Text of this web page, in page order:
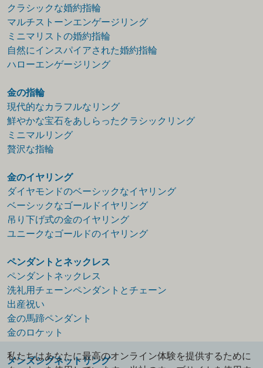
クラシックな婚約指輪
マルチストーンエンゲージリング
ミニマリストの婚約指輪
自然にインスパイアされた婚約指輪
ハローエンゲージリング
金の指輪
現代的なカラフルなリング
鮮やかな宝石をあしらったクラシックリング
ミニマルリング
贅沢な指輪
金のイヤリング
ダイヤモンドのベーシックなイヤリング
ベーシックなゴールドイヤリング
吊り下げ式の金のイヤリング
ユニークなゴールドのイヤリング
ペンダントとネックレス
ペンダントネックレス
洗礼用チェーンペンダントとチェーン
出産祝い
金の馬蹄ペンダント
金のロケット
メンズシグネットリング
私たちはあなたに最高のオンライン体験を提供するために